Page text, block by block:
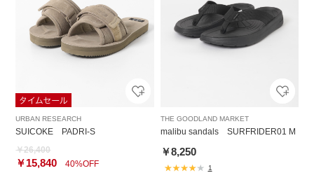
URBAN RESEARCH
SUICOKE PADRI-S
￥26,400
￥15,840 40%OFF
THE GOODLAND MARKET
malibu sandals SURFRIDER01 M
￥8,250
1